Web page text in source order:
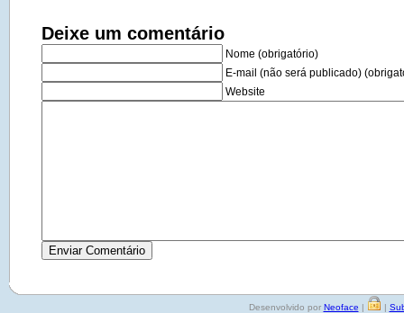
Deixe um comentário
Nome (obrigatório)
E-mail (não será publicado)
Website
Desenvolvido por Neoface | |